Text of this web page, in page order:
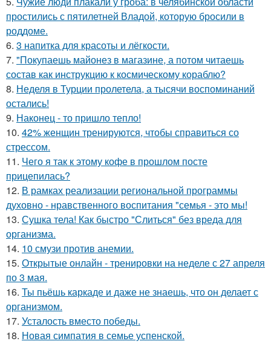
простились с пятилетней Владой, которую бросили в
роддоме.
6. 3 напитка для красоты и лёгкости.
7. "Покупаешь майонез в магазине, а потом читаешь
состав как инструкцию к космическому кораблю?
8. Неделя в Турции пролетела, а тысячи воспоминаний
остались!
9. Наконец - то пришло тепло!
10. 42% женщин тренируются, чтобы справиться со
стрессом.
11. Чего я так к этому кофе в прошлом посте
прицепилась?
12. В рамках реализации региональной программы
духовно - нравственного воспитания "семья - это мы!
13. Сушка тела! Как быстро "Слиться" без вреда для
организма.
14. 10 смузи против анемии.
15. Открытые онлайн - тренировки на неделе с 27 апреля
по 3 мая.
16. Ты пьёшь каркаде и даже не знаешь, что он делает с
организмом.
17. Усталость вместо победы.
18. Новая симпатия в семье успенской.